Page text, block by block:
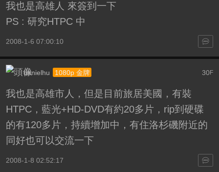
我也是高雄人 來簽到一下
PS : 研究HTPC 中
2008-1-6 07:00:10
30F
danielhu 1080p 金牌
我也是高雄市人，但是目前旅居美國，有裝
HTPC，藍光+HD-DVD有約20多片，rip到硬碟
的有120多片，持續增加中，有住洛杉磯附近的
同好也可以交流一下
2008-1-8 02:52:17